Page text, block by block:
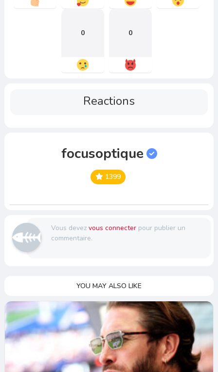
0 0
Reactions
focusoptique
1399
Vous devez vous connecterpour publier un
commentaire.
YOU MAY ALSO LIKE